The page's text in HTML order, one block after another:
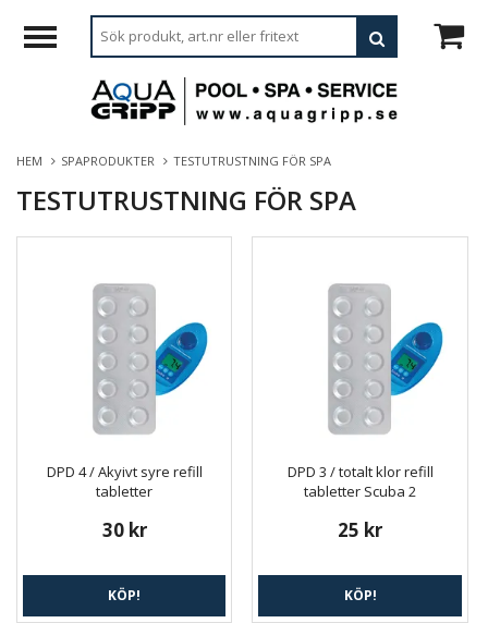
HEM SPAPRODUKTER TESTUTRUSTNING FÖR SPA
TESTUTRUSTNING FÖR SPA
DPD 4 / Akyivt syre refill
tabletter
30 kr
KÖP!
DPD 3 / totalt klor refill
tabletter Scuba 2
25 kr
KÖP!